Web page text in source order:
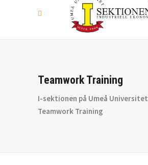
Teamwork Training
I-sektionen på Umeå Universitet
Teamwork Training